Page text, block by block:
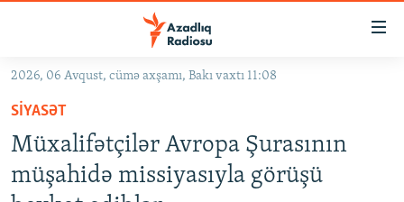
Əsas
qayıt
Əsas
naviqasiyaya
qayıt
GÜNDƏM
#İZAHLA
KORRUPSIOMETR
#ƏSLINDƏ
2026, 06 Avqust, cümə axşamı, Bakı vaxtı 11:08
SIYASƏT
Müxalifətçilər Avropa Şurasının
müşahidə missiyasıyla görüşü